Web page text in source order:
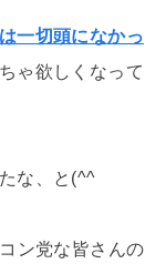
一切頭になかっ
ゃ欲しくなって
な、と(^^
ン党な皆さんの